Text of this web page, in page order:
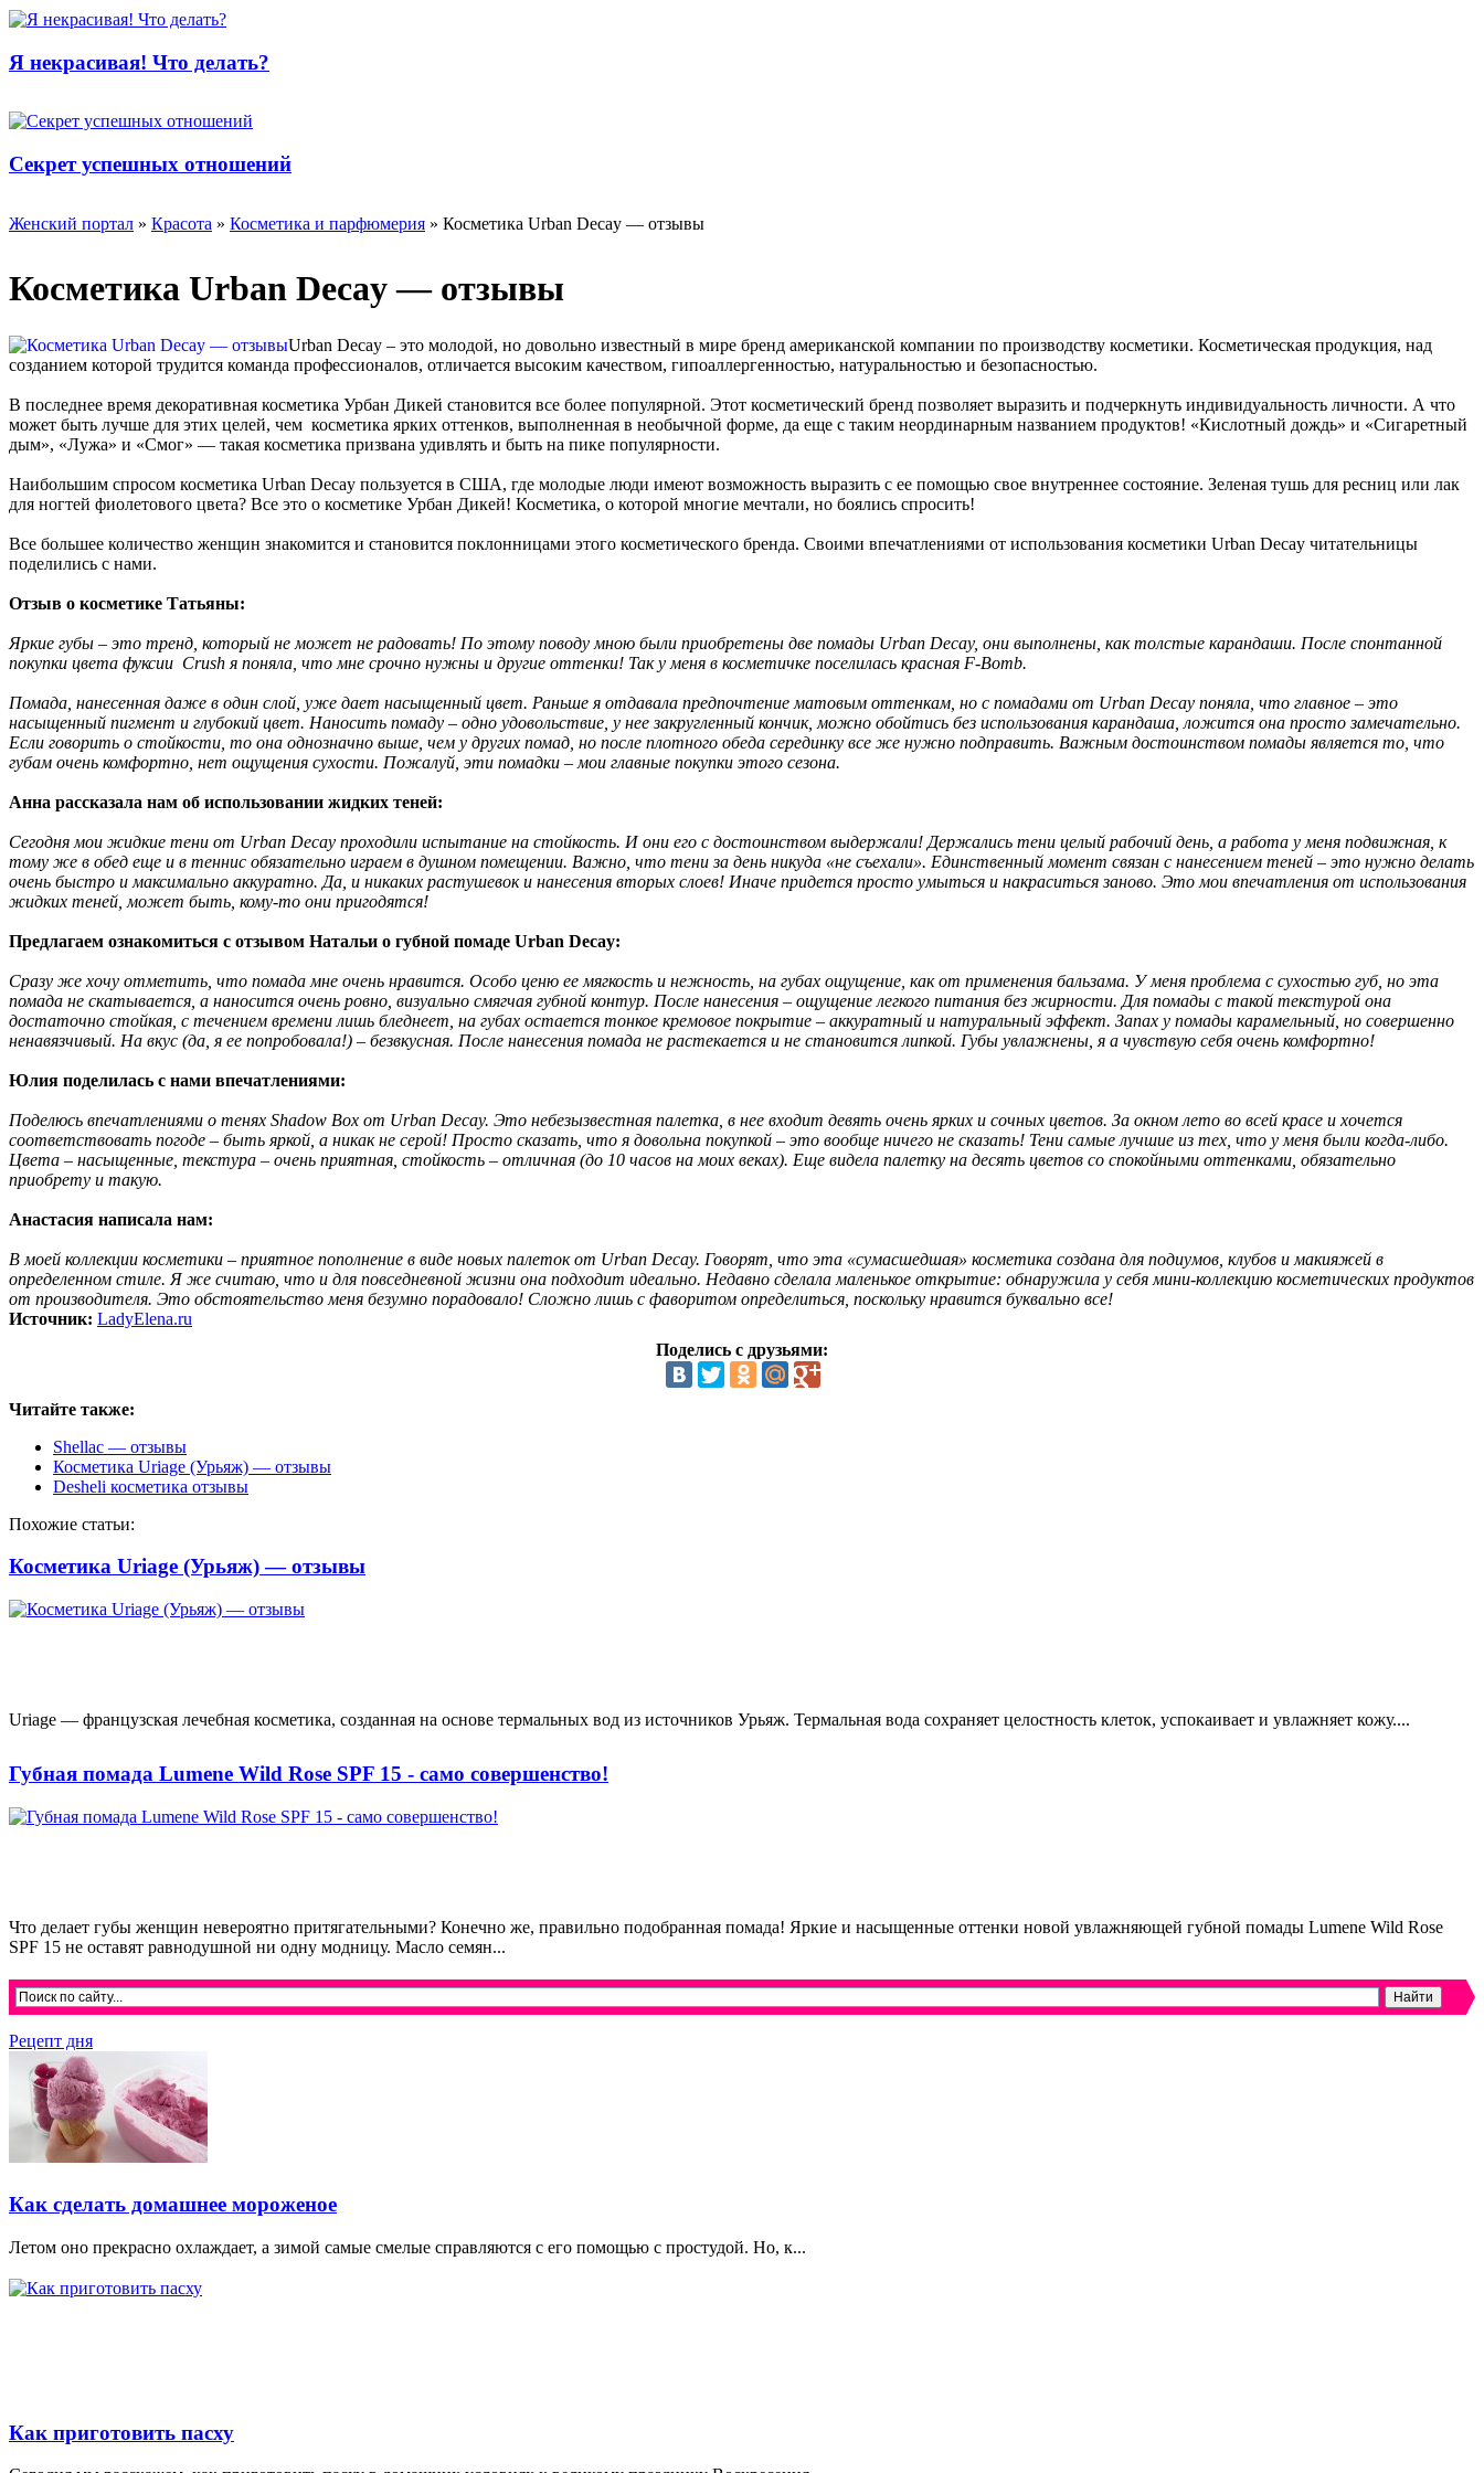
Я некрасивая! Что делать?
Секрет успешных отношений
Женский портал » Красота » Косметика и парфюмерия » Косметика Urban Decay — отзывы
Косметика Urban Decay — отзывы
Urban Decay – это молодой, но довольно известный в мире бренд американской компании по производству косметики. Косметическая продукция, над
созданием которой трудится команда профессионалов, отличается высоким качеством, гипоаллергенностью, натуральностью и безопасностью.
В последнее время декоративная косметика Урбан Дикей становится все более популярной. Этот косметический бренд позволяет выразить и подчеркнуть индивидуальность личности. А что
может быть лучше для этих целей, чем косметика ярких оттенков, выполненная в необычной форме, да еще с таким неординарным названием продуктов! «Кислотный дождь» и «Сигаретный
дым», «Лужа» и «Смог» — такая косметика призвана удивлять и быть на пике популярности.
Наибольшим спросом косметика Urban Decay пользуется в США, где молодые люди имеют возможность выразить с ее помощью свое внутреннее состояние. Зеленая тушь для ресниц или лак
для ногтей фиолетового цвета? Все это о косметике Урбан Дикей! Косметика, о которой многие мечтали, но боялись спросить!
Все большее количество женщин знакомится и становится поклонницами этого косметического бренда. Своими впечатлениями от использования косметики Urban Decay читательницы
поделились с нами.
Отзыв о косметике Татьяны:
Яркие губы – это тренд, который не может не радовать! По этому поводу мною были приобретены две помады Urban Decay, они выполнены, как толстые карандаши. После спонтанной
покупки цвета фуксии Crush я поняла, что мне срочно нужны и другие оттенки! Так у меня в косметичке поселилась красная F-Bomb.
Помада, нанесенная даже в один слой, уже дает насыщенный цвет. Раньше я отдавала предпочтение матовым оттенкам, но с помадами от Urban Decay поняла, что главное – это
насыщенный пигмент и глубокий цвет. Наносить помаду – одно удовольствие, у нее закругленный кончик, можно обойтись без использования карандаша, ложится она просто замечательно.
Если говорить о стойкости, то она однозначно выше, чем у других помад, но после плотного обеда серединку все же нужно подправить. Важным достоинством помады является то, что
губам очень комфортно, нет ощущения сухости. Пожалуй, эти помадки – мои главные покупки этого сезона.
Анна рассказала нам об использовании жидких теней:
Сегодня мои жидкие тени от Urban Decay проходили испытание на стойкость. И они его с достоинством выдержали! Держались тени целый рабочий день, а работа у меня подвижная, к
тому же в обед еще и в теннис обязательно играем в душном помещении. Важно, что тени за день никуда «не съехали». Единственный момент связан с нанесением теней – это нужно делать
очень быстро и максимально аккуратно. Да, и никаких растушевок и нанесения вторых слоев! Иначе придется просто умыться и накраситься заново. Это мои впечатления от использования
жидких теней, может быть, кому-то они пригодятся!
Предлагаем ознакомиться с отзывом Натальи о губной помаде Urban Decay:
Сразу же хочу отметить, что помада мне очень нравится. Особо ценю ее мягкость и нежность, на губах ощущение, как от применения бальзама. У меня проблема с сухостью губ, но эта
помада не скатывается, а наносится очень ровно, визуально смягчая губной контур. После нанесения – ощущение легкого питания без жирности. Для помады с такой текстурой она
достаточно стойкая, с течением времени лишь бледнеет, на губах остается тонкое кремовое покрытие – аккуратный и натуральный эффект. Запах у помады карамельный, но совершенно
ненавязчивый. На вкус (да, я ее попробовала!) – безвкусная. После нанесения помада не растекается и не становится липкой. Губы увлажнены, я а чувствую себя очень комфортно!
Юлия поделилась с нами впечатлениями:
Поделюсь впечатлениями о тенях Shadow Box от Urban Decay. Это небезызвестная палетка, в нее входит девять очень ярких и сочных цветов. За окном лето во всей красе и хочется
соответствовать погоде – быть яркой, а никак не серой! Просто сказать, что я довольна покупкой – это вообще ничего не сказать! Тени самые лучшие из тех, что у меня были когда-либо.
Цвета – насыщенные, текстура – очень приятная, стойкость – отличная (до 10 часов на моих веках). Еще видела палетку на десять цветов со спокойными оттенками, обязательно
приобрету и такую.
Анастасия написала нам:
В моей коллекции косметики – приятное пополнение в виде новых палеток от Urban Decay. Говорят, что эта «сумасшедшая» косметика создана для подиумов, клубов и макияжей в
определенном стиле. Я же считаю, что и для повседневной жизни она подходит идеально. Недавно сделала маленькое открытие: обнаружила у себя мини-коллекцию косметических продуктов
от производителя. Это обстоятельство меня безумно порадовало! Сложно лишь с фаворитом определиться, поскольку нравится буквально все!
Источник: LadyElena.ru
Поделись с друзьями:
Читайте также:
Shellac — отзывы
Косметика Uriage (Урьяж) — отзывы
Desheli косметика отзывы
Похожие статьи:
Косметика Uriage (Урьяж) — отзывы
Uriage — французская лечебная косметика, созданная на основе термальных вод из источников Урьяж. Термальная вода сохраняет целостность клеток, успокаивает и увлажняет кожу....
Губная помада Lumene Wild Rose SPF 15 - само совершенство!
Что делает губы женщин невероятно притягательными? Конечно же, правильно подобранная помада! Яркие и насыщенные оттенки новой увлажняющей губной помады Lumene Wild Rose
SPF 15 не оставят равнодушной ни одну модницу. Масло семян...
Рецепт дня
Как сделать домашнее мороженое
Летом оно прекрасно охлаждает, а зимой самые смелые справляются с его помощью с простудой. Но, к...
Как приготовить пасху